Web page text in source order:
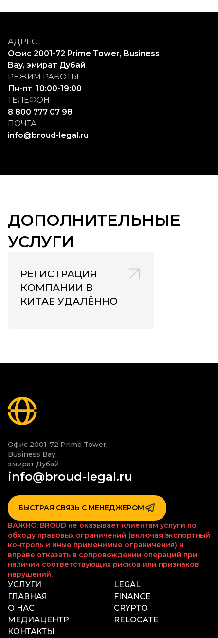
АДРЕС
Офис 2001-72 Prime Tower, Business
Bay, эмират Дубай
РЕЖИМ РАБОТЫ
Пн-пт  10:00-19:00
ТЕЛЕФОН
8 800 777 07 98
ПОЧТА
info@broud-legal.ru
ДОПОЛНИТЕЛЬНЫЕ
УСЛУГИ
РЕГИСТРАЦИЯ
КОМПАНИИ В
КИТАЕ УДАЛЁННО
Офис 2001-72 Prime Tower,
Business Bay,
эмират Дубай
info@broud-legal.ru
БЫСТРАЯ СВЯЗЬ С МЕНЕДЖЕРОМ
ВАЖНО: BROUD не оказывает клиентам услуги по
обходу правовых ограничений (включая экспортный
контроль и иные применимые ограничения) и
вправе отказать в сопровождении операций при
наличии соответствующих рисков или признаков
нарушений.
УСЛУГИ
ГЛАВНАЯ
О НАС
МЕДИАЦЕНТР
КОНТАКТЫ
LEGAL
FINANCE
CRYPTO
RELOCATE